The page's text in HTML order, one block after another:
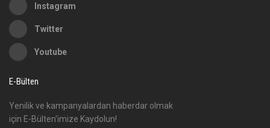
Instagram
Twitter
Youtube
E-Bülten
Yenilik ve kampanyalardan haberdar olmak
için E-Bülten'imize Kaydolun!